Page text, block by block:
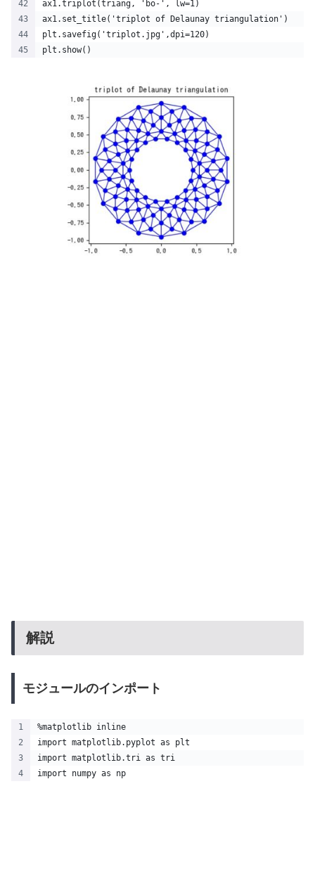
ax1.triplot(triang, 'bo-', lw=1)
ax1.set_title('triplot of Delaunay triangulation')
plt.savefig('triplot.jpg',dpi=120)
plt.show()
解説
モジュールのインポート
%matplotlib inline
import matplotlib.pyplot as plt
import matplotlib.tri as tri
import numpy as np